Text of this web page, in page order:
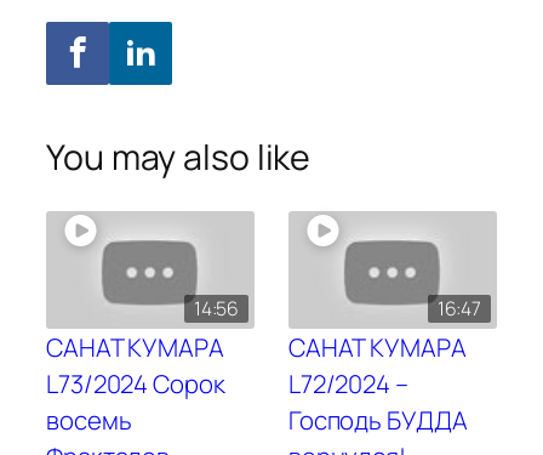
You may also like
14:56
САНАТ КУМАРА
L73/2024 Сорок
восемь
16:47
САНАТ КУМАРА
L72/2024 –
Господь БУДДА